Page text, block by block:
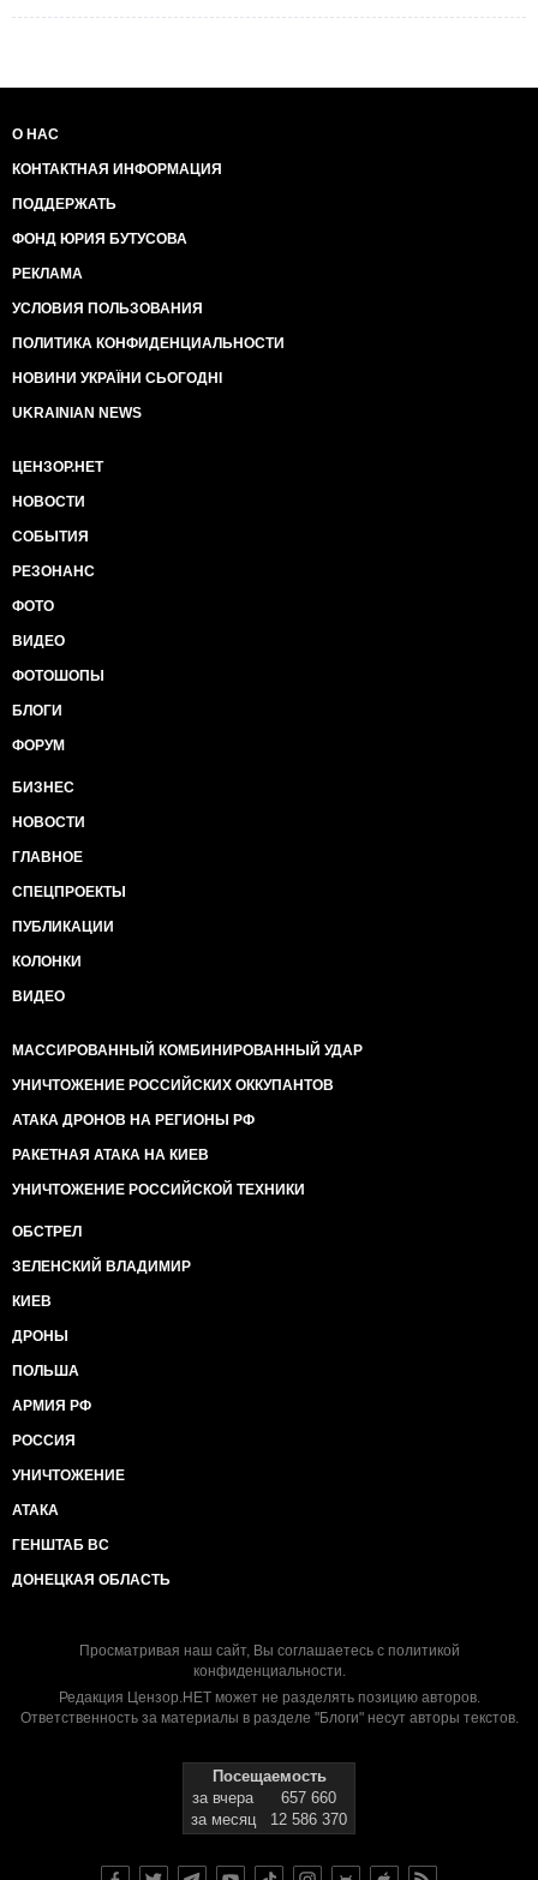
О НАС
КОНТАКТНАЯ ИНФОРМАЦИЯ
ПОДДЕРЖАТЬ
ФОНД ЮРИЯ БУТУСОВА
РЕКЛАМА
УСЛОВИЯ ПОЛЬЗОВАНИЯ
ПОЛИТИКА КОНФИДЕНЦИАЛЬНОСТИ
НОВИНИ УКРАЇНИ СЬОГОДНІ
UKRAINIAN NEWS
ЦЕНЗОР.НЕТ
НОВОСТИ
СОБЫТИЯ
РЕЗОНАНС
ФОТО
ВИДЕО
ФОТОШОПЫ
БЛОГИ
ФОРУМ
БИЗНЕС
НОВОСТИ
ГЛАВНОЕ
СПЕЦПРОЕКТЫ
ПУБЛИКАЦИИ
КОЛОНКИ
ВИДЕО
МАССИРОВАННЫЙ КОМБИНИРОВАННЫЙ УДАР
УНИЧТОЖЕНИЕ РОССИЙСКИХ ОККУПАНТОВ
АТАКА ДРОНОВ НА РЕГИОНЫ РФ
РАКЕТНАЯ АТАКА НА КИЕВ
УНИЧТОЖЕНИЕ РОССИЙСКОЙ ТЕХНИКИ
ОБСТРЕЛ
ЗЕЛЕНСКИЙ ВЛАДИМИР
КИЕВ
ДРОНЫ
ПОЛЬША
АРМИЯ РФ
РОССИЯ
УНИЧТОЖЕНИЕ
АТАКА
ГЕНШТАБ ВС
ДОНЕЦКАЯ ОБЛАСТЬ
Просматривая наш сайт, Вы соглашаетесь с политикой
конфиденциальности.
Редакция Цензор.НЕТ может не разделять позицию авторов.
Ответственность за материалы в разделе "Блоги" несут авторы текстов.
Посещаемость
за вчера
657 660
за месяц
12 586 370